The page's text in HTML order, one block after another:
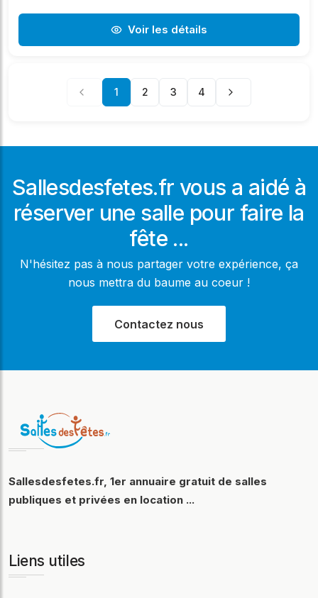
Voir les détails
1 2 3 4
Sallesdesfetes.fr vous a aidé à
réserver une salle pour faire la
fête ...
N'hésitez pas à nous partager votre expérience, ça
nous mettra du baume au coeur !
Contactez nous
Sallesdesfetes.fr, 1er annuaire gratuit de salles
publiques et privées en location ...
Liens utiles